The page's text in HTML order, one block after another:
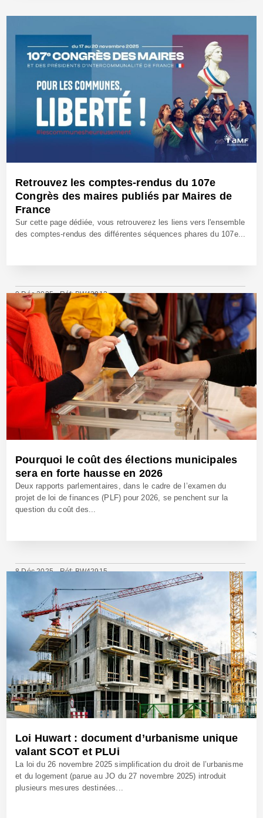
Retrouvez les comptes-rendus du 107e
Congrès des maires publiés par Maires de
France
Sur cette page dédiée, vous retrouverez les liens vers l'ensemble
des comptes-rendus des différentes séquences phares du 107e...
9 Déc 2025 - Réf: BW42913
Pourquoi le coût des élections municipales
sera en forte hausse en 2026
Deux rapports parlementaires, dans le cadre de l’examen du
projet de loi de finances (PLF) pour 2026, se penchent sur la
question du coût des...
8 Déc 2025 - Réf: BW42915
Loi Huwart : document d’urbanisme unique
valant SCOT et PLUi
La loi du 26 novembre 2025 simplification du droit de l’urbanisme
et du logement (parue au JO du 27 novembre 2025) introduit
plusieurs mesures destinées...